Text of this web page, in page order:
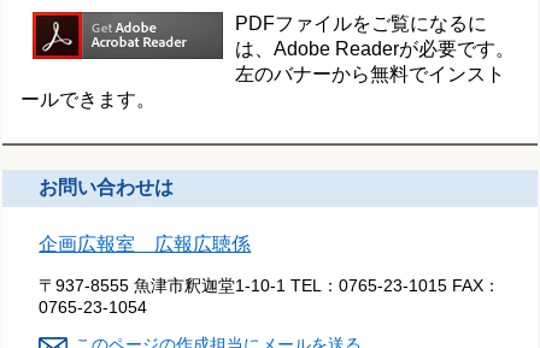
PDFファイルをご覧になるに
は、Adobe Readerが必要です。
左のバナーから無料でインスト
ールできます。
お問い合わせは
企画広報室 広報広聴係
〒937-8555 魚津市釈迦堂1-10-1 TEL：0765-23-1015 FAX：
0765-23-1054